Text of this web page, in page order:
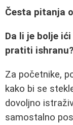
Česta pitanja
Da li je bolje
pratiti ishranu?
Za početnike,
kako bi se
dovoljno
samostalno